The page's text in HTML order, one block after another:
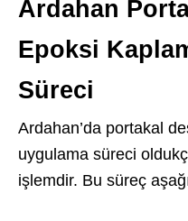
Ardahan
Epoksi
Süreci
Ardahan’da portakal
uygulama süreci
işlemdir. Bu süreç